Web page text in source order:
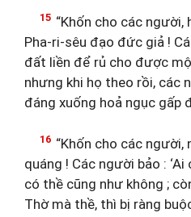
15 “Khốn cho các
Pha-ri-sêu đạo đức giả !
đất liền để rủ cho được
nhưng khi họ theo rồi, các
đáng xuống hoả ngục gấp
16 “Khốn cho các
quáng ! Các người bảo :
có thề cũng như không ;
Thờ mà thề, thì bị ràng